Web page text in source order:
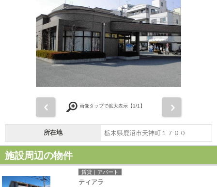
画像タップで拡大表示【1/1】
所在地 栃木県鹿沼市天神町１７００
施設周辺の物件
賃貸｜アパート
ティアラ